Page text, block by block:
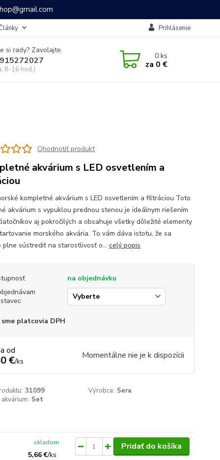
Prihlásenie
si rady? Zavolajte.
8-16 hod.)
0ks
za 0 €
Ohodnotiť produkt
akvárium s LED osvetlením a
kompletné akvárium s LED osvetlením a filtráciou Toto
akvárium s vypuklou prednou stenou je ideálnym riešením
aj pokročilých a obsahuje všetky dôležité elementy
morského akvária. To vám dáva istotu, že sa
plne sústrediť na starostlivosť o... celý popis
na objednávku
sme platcovia DPH
od
€/ks
Momentálne nie je k dispozícii
31099 Výrobca: Sera
Set
5,66 €/ks
skladom Pridať do košíka